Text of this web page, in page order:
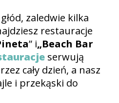
zaledwie kilka
restauracje
” i„Beach Bar
serwują
cały dzień, a nasz
i przekąski do